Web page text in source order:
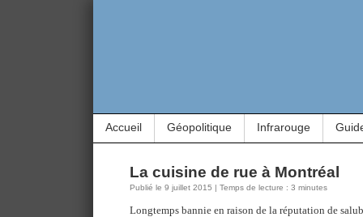
Accueil Géopolitique Infrarouge
La cuisine de rue à Montréal
Publié le 9 juillet 2015 | Temps de lecture : 3 minutes
Longtemps bannie en raison de la réputation de